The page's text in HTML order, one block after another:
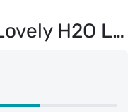
H2O Lip Gloss No: 8